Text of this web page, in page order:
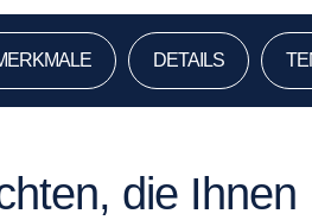
DETAILS
die Ihnen